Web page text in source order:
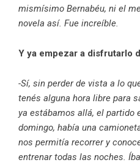
mismísimo Bernabéu, ni el
novela así. Fue increíble.
Y ya empezar a disfrutarlo
-Sí, sin perder de vista a lo
tenés alguna hora libre para
ya estábamos allá, el partido
domingo, había una
nos permitía recorrer y
entrenar todas las noches.